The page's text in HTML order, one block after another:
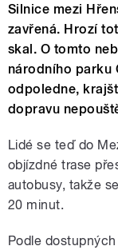
Silnice mezi
zavřená. Hrozí
skal. O tomto
národního parku
odpoledne,
dopravu
Lidé se teď do
objízdné trase
autobusy, takže
20 minut.
Podle